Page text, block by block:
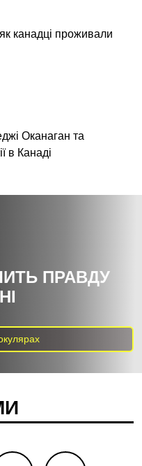
канадці проживали
Оканаган та
в Канаді
ПРАВДУ